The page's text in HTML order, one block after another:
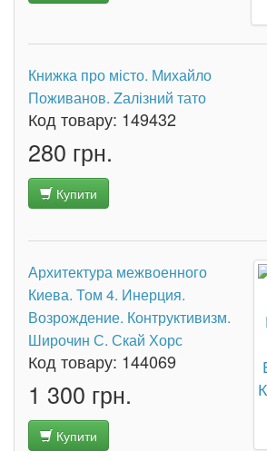
Книжка про місто. Михайло
Поживанов. Zалізний тато
Код товару: 149432
280 грн.
Купити
Архитектура межвоенного
Киева. Том 4. Инерция.
Возрождение. Контруктивизм.
Широчин С. Скай Хорс
Код товару: 144069
1 300 грн.
Купити